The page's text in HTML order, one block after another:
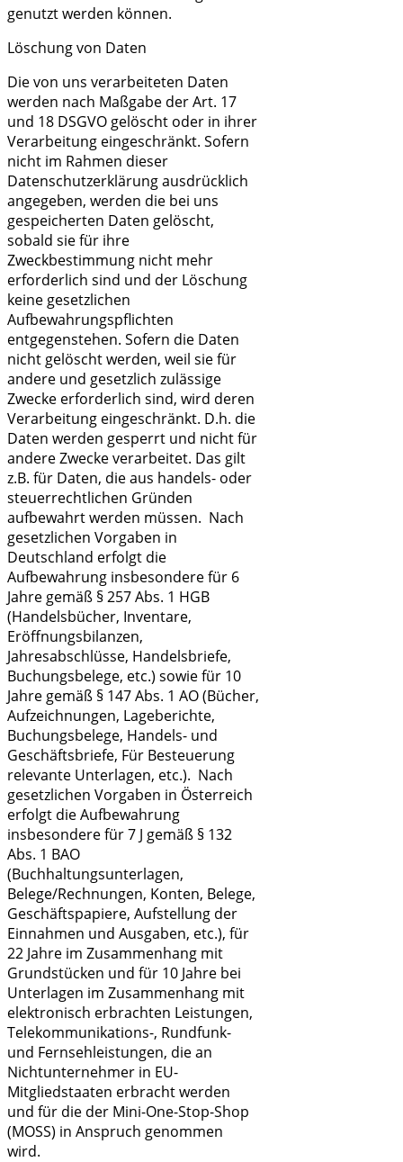
genutzt werden können.
Löschung von Daten
Die von uns verarbeiteten Daten
werden nach Maßgabe der Art. 17
und 18 DSGVO gelöscht oder in ihrer
Verarbeitung eingeschränkt. Sofern
nicht im Rahmen dieser
Datenschutzerklärung ausdrücklich
angegeben, werden die bei uns
gespeicherten Daten gelöscht,
sobald sie für ihre
Zweckbestimmung nicht mehr
erforderlich sind und der Löschung
keine gesetzlichen
Aufbewahrungspflichten
entgegenstehen. Sofern die Daten
nicht gelöscht werden, weil sie für
andere und gesetzlich zulässige
Zwecke erforderlich sind, wird deren
Verarbeitung eingeschränkt. D.h. die
Daten werden gesperrt und nicht für
andere Zwecke verarbeitet. Das gilt
z.B. für Daten, die aus handels- oder
steuerrechtlichen Gründen
aufbewahrt werden müssen. Nach
gesetzlichen Vorgaben in
Deutschland erfolgt die
Aufbewahrung insbesondere für 6
Jahre gemäß § 257 Abs. 1 HGB
(Handelsbücher, Inventare,
Eröffnungsbilanzen,
Jahresabschlüsse, Handelsbriefe,
Buchungsbelege, etc.) sowie für 10
Jahre gemäß § 147 Abs. 1 AO (Bücher,
Aufzeichnungen, Lageberichte,
Buchungsbelege, Handels- und
Geschäftsbriefe, Für Besteuerung
relevante Unterlagen, etc.). Nach
gesetzlichen Vorgaben in Österreich
erfolgt die Aufbewahrung
insbesondere für 7 J gemäß § 132
Abs. 1 BAO
(Buchhaltungsunterlagen,
Belege/Rechnungen, Konten, Belege,
Geschäftspapiere, Aufstellung der
Einnahmen und Ausgaben, etc.), für
22 Jahre im Zusammenhang mit
Grundstücken und für 10 Jahre bei
Unterlagen im Zusammenhang mit
elektronisch erbrachten Leistungen,
Telekommunikations-, Rundfunk-
und Fernsehleistungen, die an
Nichtunternehmer in EU-
Mitgliedstaaten erbracht werden
und für die der Mini-One-Stop-Shop
(MOSS) in Anspruch genommen
wird.